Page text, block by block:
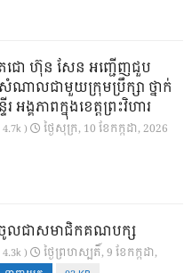
េជោ ហ៊ុន សែន អញ្ជើញជួប
ាលជាមួយក្រុមប្រឹក្សា ថ្នាក់
អង្គភាពក្នុងខេត្តព្រះវិហារ
) ថ្ងៃ​សុក្រ, 10 ខែ​កក្កដា, 2026
លជាសមាជិកគណបក្ស
)
ថ្ងៃ​ព្រហស្បតិ៍, 9 ខែ​កក្កដា,